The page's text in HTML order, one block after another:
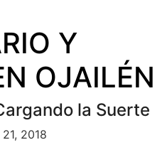
Y
OJAILÉN
la Suerte
2018